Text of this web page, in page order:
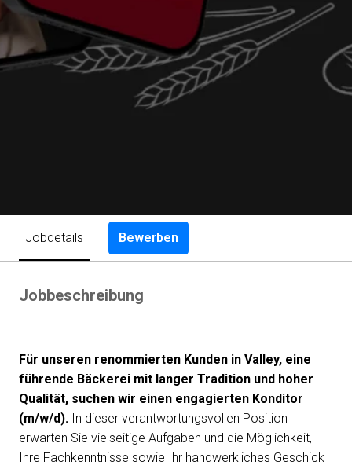
Jobdetails Bewerben
Jobbeschreibung
Für unseren renommierten Kunden in Valley, eine
führende Bäckerei mit langer Tradition und hoher
Qualität, suchen wir einen engagierten Konditor
(m/w/d). In dieser verantwortungsvollen Position
erwarten Sie vielseitige Aufgaben und die Möglichkeit,
Ihre Fachkenntnisse sowie Ihr handwerkliches Geschick